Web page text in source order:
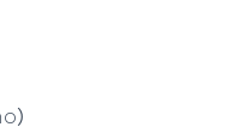
）